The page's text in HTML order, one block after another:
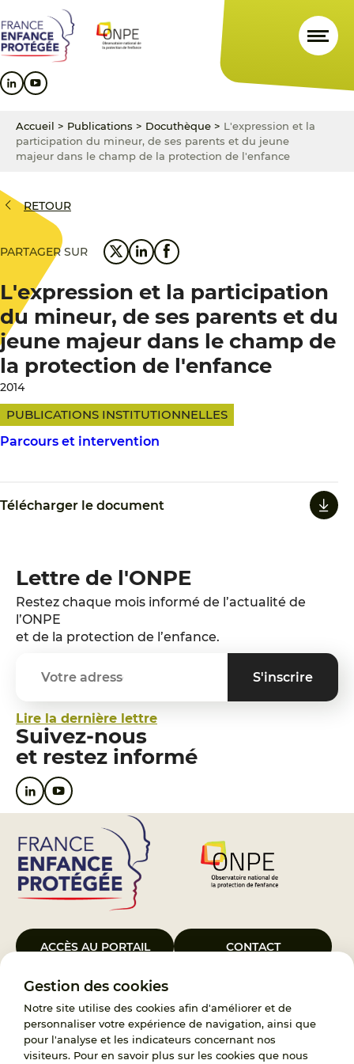
Gestion des cookies
Notre site utilise des cookies afin d'améliorer et de
personnaliser votre expérience de navigation, ainsi que
pour l'analyse et les indicateurs concernant nos
visiteurs. Pour en savoir plus sur les cookies que nous
au
contenu
principal
au
menu
principal
au
pied
de
Accueil > Publications > Docuthèque > L'expression et la
participation du mineur, de ses parents et du jeune
majeur dans le champ de la protection de l'enfance
RETOUR
PARTAGER SUR
L'expression et la participation
du mineur, de ses parents et du
jeune majeur dans le champ de
la protection de l'enfance
2014
PUBLICATIONS INSTITUTIONNELLES
Parcours et intervention
Télécharger le document
Lettre de l'ONPE
Restez chaque mois informé de l’actualité de
l’ONPE
et de la protection de l’enfance.
Lire la dernière lettre
Suivez-nous
et restez informé
ACCÈS AU PORTAIL CONTACT
Le Groupement d’Intérêt Public France Enfance Protégée, créé le 5
janvier 2023, a pour objet d’assurer les missions de service public du
119, d’accompagnement des adoptants et de traitement des
demandes d’accès aux origines personnelles. France Enfance
Protégée est également un observatoire et une ressource pour